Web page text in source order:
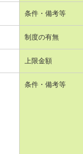
条件・備考等
制度の有無
上限金額
条件・備考等